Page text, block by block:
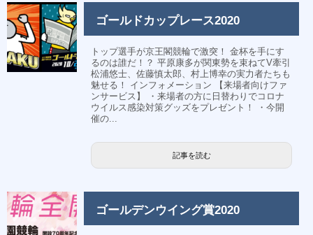
ゴールドカップレース2020
トップ選手が京王閣競輪で激突！ 金杯を手にす
るのは誰だ！？ 平原康多が関東勢を束ねてV牽引
松浦悠士、佐藤慎太郎、村上博幸の実力者たちも
魅せる！ インフォメーション 【来場者向けファ
ンサービス】 ・来場者の方に日替わりでコロナ
ウイルス感染対策グッズをプレゼント！ ・今開
催の...
記事を読む
ゴールデンウイング賞2020